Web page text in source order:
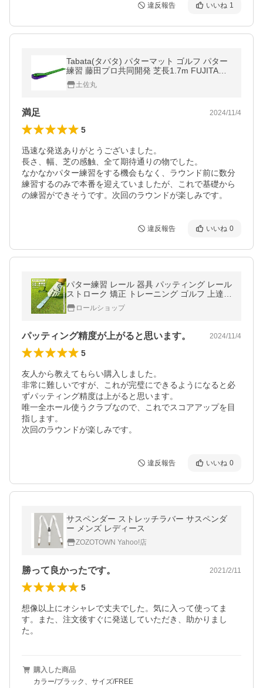
違反報告 いいね 1
Tabata(タバタ) パターマット ゴルフ パター
練習 藤田プロ共同開発 芝長1.7m FUJITAマ
ット 1.5 GV0141
土佐丸
満足 2024/11/4
5
迅速な発送ありがとうございました。
長さ、幅、芝の感触、全て期待通りの物でした。
なかなかパター練習をする機会もなく、ラウンド前に数分
練習するのみで本番を迎えていましたが、これで基礎から
の練習ができそうです。次回のラウンドが楽しみです。
違反報告 いいね 0
パター練習 レール 器具 パッティング レール
ストローク 矯正 トレーニング ゴルフ 上達
練習器具 自宅 室内
ロールショップ
パッティング精度が上がると思います。 2024/11/4
5
友人から教えてもらい購入しました。
非常に難しいですが、これが完璧にできるようになると必
ずパッティング精度は上がると思います。
唯一全ホール使うクラブなので、これでスコアアップを目
指します。
次回のラウンドが楽しみです。
違反報告 いいね 0
サスペンダー ストレッチラバー サスペンダ
ー メンズ レディース
ZOZOTOWN Yahoo!店
勝って良かったです。 2021/2/11
5
想像以上にオシャレで丈夫でした。気に入って使ってま
す。また、注文後すぐに発送していただき、助かりまし
た。
購入した商品
カラー/ブラック、サイズ/FREE